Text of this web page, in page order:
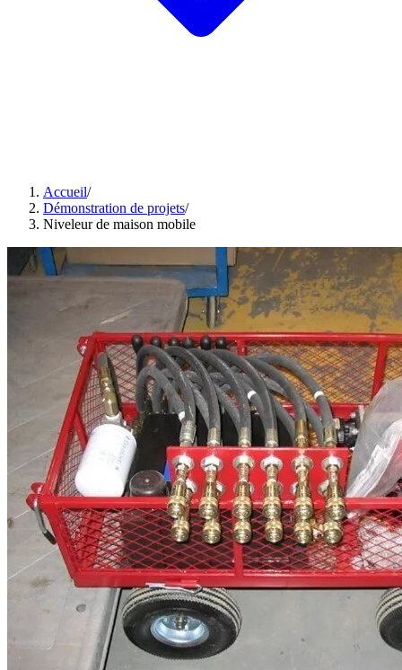
Accueil/
Démonstration de projets/
Niveleur de maison mobile